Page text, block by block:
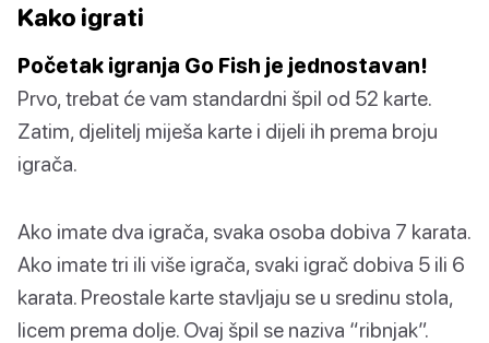
Kako igrati
Početak igranja Go Fish je jednostavan!
Prvo, trebat će vam standardni špil od 52 karte.
Zatim, djelitelj miješa karte i dijeli ih prema broju
igrača.
Ako imate dva igrača, svaka osoba dobiva 7 karata.
Ako imate tri ili više igrača, svaki igrač dobiva 5 ili 6
karata. Preostale karte stavljaju se u sredinu stola,
licem prema dolje. Ovaj špil se naziva “ribnjak”.